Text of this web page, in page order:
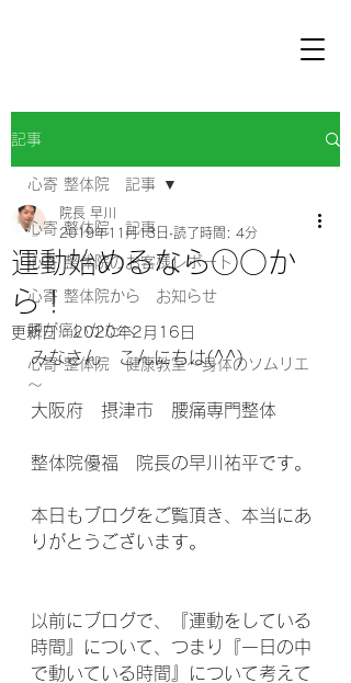
記事
心寄 整体院 記事
心寄 整体院のお客様レポート
心寄 整体院から お知らせ
腰が痛いかたへ
心寄 整体院 健康教室～身体のソムリエ
～
心寄 整体院 記事
運動始めるなら○○か
ら！
院長 早川
2019年11月13日 読了時間: 4分
更新日：2020年2月16日
みなさん　こんにちは(^^)
大阪府　摂津市　腰痛専門整体
整体院優福　院長の早川祐平です。
本日もブログをご覧頂き、本当にあ
りがとうございます。
以前にブログで、『運動をしている
時間』について、つまり『一日の中
で動いている時間』について考えて